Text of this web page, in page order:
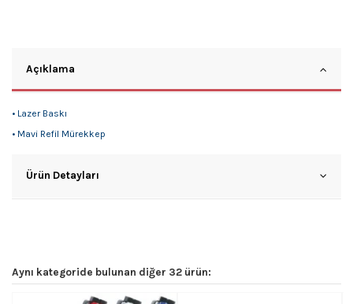
Açıklama
• Lazer Baskı
• Mavi Refil Mürekkep
Ürün Detayları
Aynı kategoride bulunan diğer 32 ürün: